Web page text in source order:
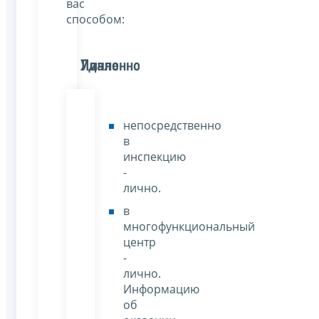
вас
способом:
Лично
Удаленно
непосредственно
в
инспекцию
-
лично.
в
многофункциональный
центр
-
лично.
Информацию
об